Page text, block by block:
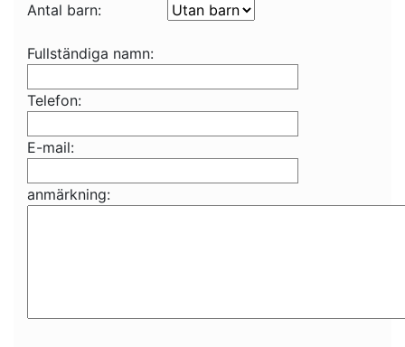
Antal barn:
Fullständiga namn:
Telefon:
E-mail:
anmärkning: